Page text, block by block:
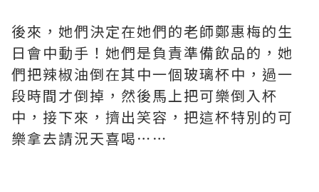
後來，她們決定在她們的老師鄭惠梅的生
日會中動手！她們是負責準備飲品的，她
們把辣椒油倒在其中一個玻璃杯中，過一
段時間才倒掉，然後馬上把可樂倒入杯
中，接下來，擠出笑容，把這杯特別的可
樂拿去請況天喜喝⋯⋯